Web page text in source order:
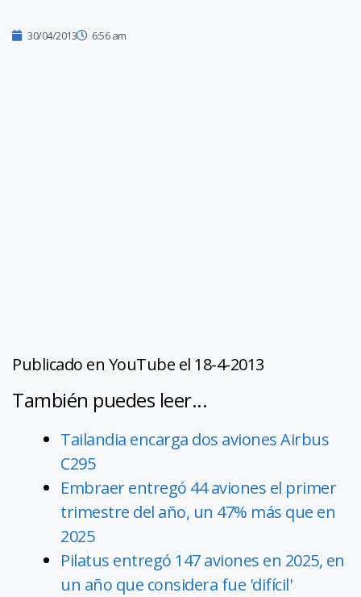
30/04/2013 6:56 am
Publicado en YouTube el 18-4-2013
También puedes leer...
Tailandia encarga dos aviones Airbus
C295
Embraer entregó 44 aviones el primer
trimestre del año, un 47% más que en
2025
Pilatus entregó 147 aviones en 2025, en
un año que considera fue 'difícil'